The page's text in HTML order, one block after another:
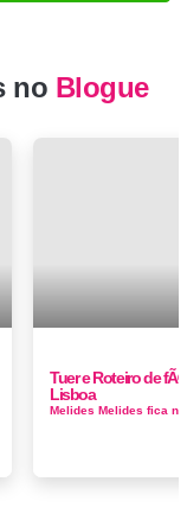
no Blogue
Tuer e Roteiro de
Lisboa